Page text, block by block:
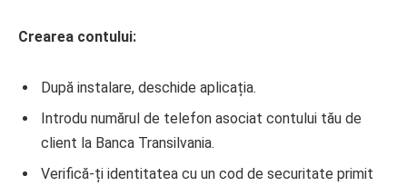
Crearea contului:
După instalare, deschide aplicația.
Introdu numărul de telefon asociat contului tău de
client la Banca Transilvania.
Verifică-ți identitatea cu un cod de securitate primit